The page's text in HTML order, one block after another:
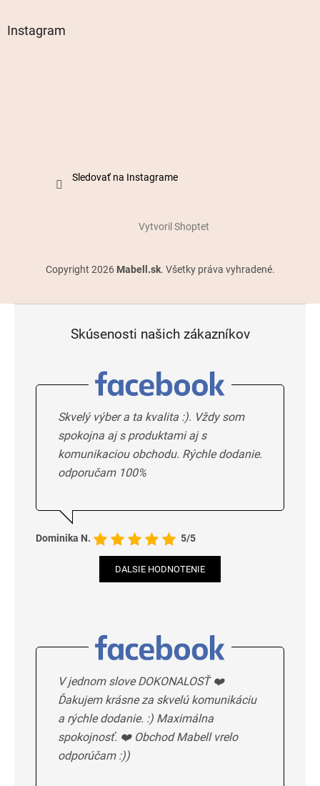
Instagram
Sledovať na Instagrame
Vytvoril Shoptet
Copyright 2026 Mabell.sk. Všetky práva vyhradené.
Skúsenosti našich zákazníkov
Skvelý výber a ta kvalita :). Vždy som
spokojna aj s produktami aj s
komunikaciou obchodu. Rýchle dodanie.
odporučam 100%
Dominika N. 5/5
DALSIE HODNOTENIE
V jednom slove DOKONALOSŤ ❤️
Ďakujem krásne za skvelú komunikáciu
a rýchle dodanie. :) Maximálna
spokojnosť. ❤️ Obchod Mabell vrelo
odporúčam :))